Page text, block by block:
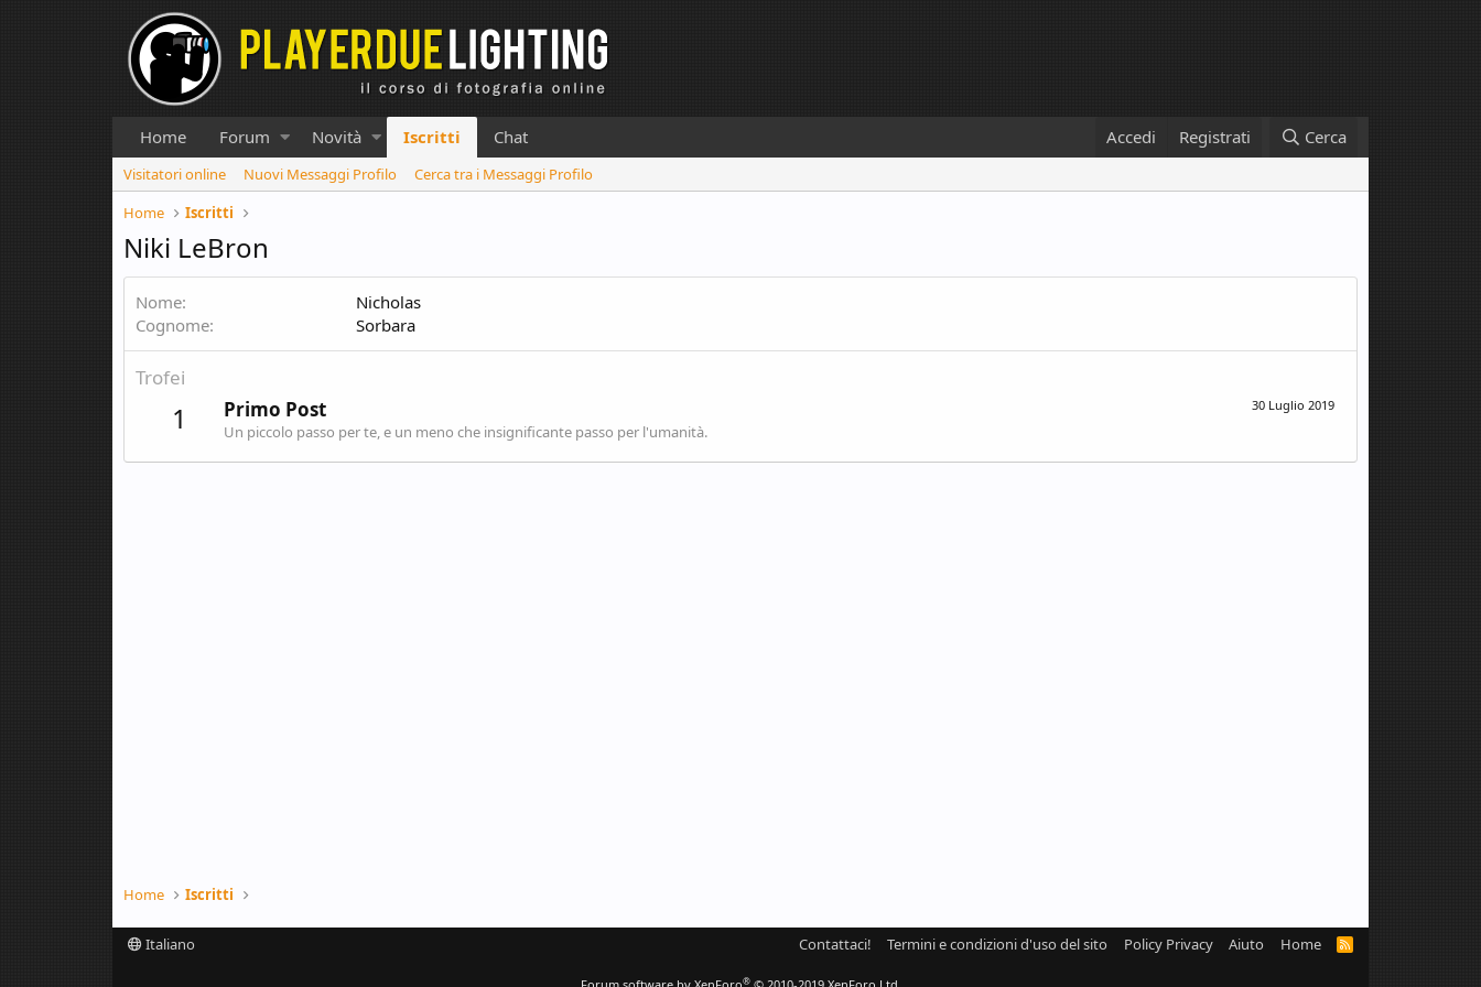
Home Forum Novità Iscritti Chat Accedi Registrati Cerca
Visitatori online Nuovi Messaggi Profilo
Cerca tra i Messaggi Profilo
Home
Iscritti
Niki LeBron
Nome
Nicholas
Cognome
Sorbara
Trofei
1 30 Luglio 2019
Primo Post
Un piccolo passo per te, e un meno che insignificante passo per l'umanità.
Home Iscritti
Italiano Contattaci! Termini e condizioni d'uso del sito Policy Privacy Aiuto Home
R
®